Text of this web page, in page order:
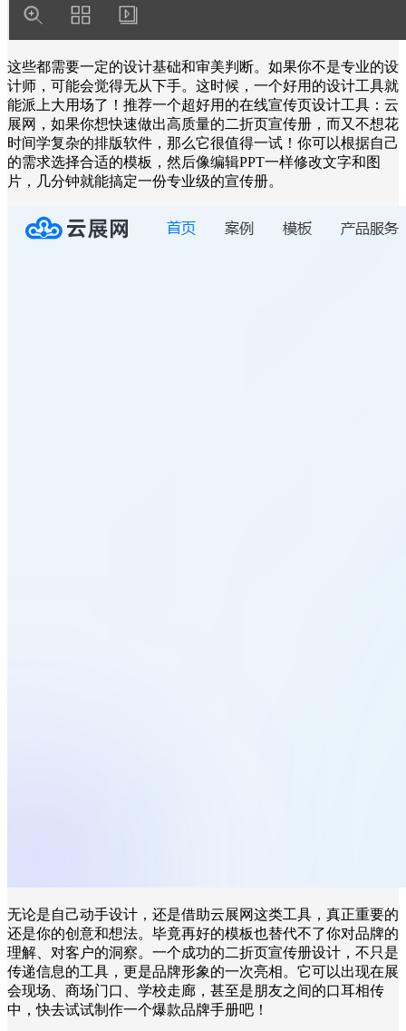
这些都需要一定的设计基础和审美判断。如果你不是专业的设
计师，可能会觉得无从下手。这时候，一个好用的设计工具就
能派上大用场了！推荐一个超好用的在线宣传页设计工具：云
展网，如果你想快速做出高质量的二折页宣传册，而又不想花
时间学复杂的排版软件，那么它很值得一试！你可以根据自己
的需求选择合适的模板，然后像编辑PPT一样修改文字和图
片，几分钟就能搞定一份专业级的宣传册。
无论是自己动手设计，还是借助云展网这类工具，真正重要的
还是你的创意和想法。毕竟再好的模板也替代不了你对品牌的
理解、对客户的洞察。一个成功的二折页宣传册设计，不只是
传递信息的工具，更是品牌形象的一次亮相。它可以出现在展
会现场、商场门口、学校走廊，甚至是朋友之间的口耳相传
中，快去试试制作一个爆款品牌手册吧！